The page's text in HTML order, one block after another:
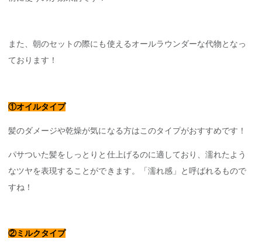
また、朝のセットの際にも使えるオールラウンダーな代物となっ
ております！
①オイルタイプ
髪のダメージや乾燥が気になる方はこのタイプがおすすめです！
パサついた髪をしっとりと仕上げるのに適しており、濡れたよう
なツヤを表現することができます。「濡れ感」と呼ばれるもので
すね！
②ミルクタイプ